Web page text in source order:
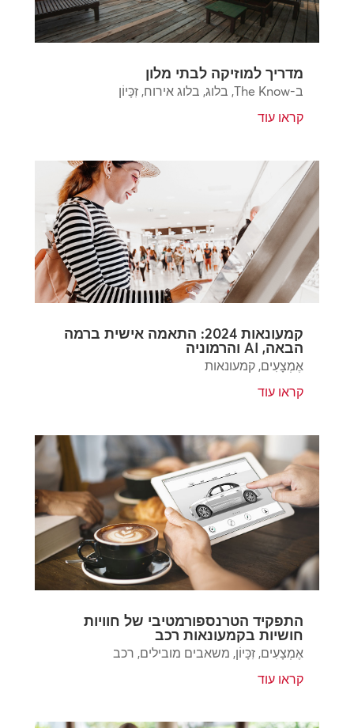
מדריך למוזיקה לבתי מלון
ב-The Know , בלוג, בלוג אירוח, זִכָּיוֹן
קראו עוד
קמעונאות 2024: התאמה אישית ברמה
הבאה, AI והרמוניה
אֶמְצָעִים, קמעונאות
קראו עוד
התפקיד הטרנספורמטיבי של חוויות
חושיות בקמעונאות רכב
אֶמְצָעִים, זִכָּיוֹן, משאבים מובילים, רכב
קראו עוד